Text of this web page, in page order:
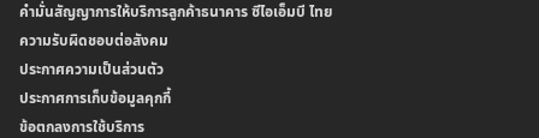
เงื่อนไขและค่าธรรมเนียมที่เกี่ยวกับการให้บริการบัญชีเงินฝากเงินตราต่างประเทศ
บริการฝากเงินเข้าบัญชีธนาคาร ซีไอเอ็มบี ไทย ที่ตู้บุญเติม
บริการยืนยันตัวตนรูปแบบดิจิทัล (NDID) เพื่อทำธรุกรรมออนไลน์กับกรมสรรพากร
คำมั่นสัญญาการให้บริการลูกค้าธนาคาร ซีไอเอ็มบี ไทย
ความรับผิดชอบต่อสังคม
ประกาศความเป็นส่วนตัว
ประกาศการเก็บข้อมูลคุกกี้
ข้อตกลงการใช้บริการ